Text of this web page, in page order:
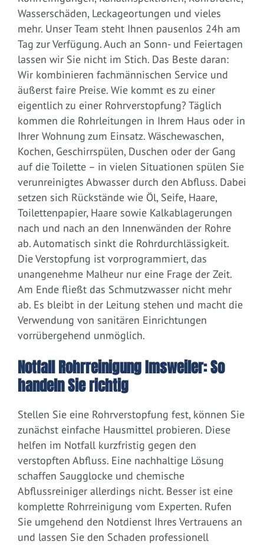
Wasserschäden, Leckageortungen und vieles
mehr. Unser Team steht Ihnen pausenlos 24h am
Tag zur Verfügung. Auch an Sonn- und Feiertagen
lassen wir Sie nicht im Stich. Das Beste daran:
Wir kombinieren fachmännischen Service und
äußerst faire Preise. Wie kommt es zu einer
eigentlich zu einer Rohrverstopfung? Täglich
kommen die Rohrleitungen in Ihrem Haus oder in
Ihrer Wohnung zum Einsatz. Wäschewaschen,
Kochen, Geschirrspülen, Duschen oder der Gang
auf die Toilette – in vielen Situationen spülen Sie
verunreinigtes Abwasser durch den Abfluss. Dabei
setzen sich Rückstände wie Öl, Seife, Haare,
Toilettenpapier, Haare sowie Kalkablagerungen
nach und nach an den Innenwänden der Rohre
ab. Automatisch sinkt die Rohrdurchlässigkeit.
Die Verstopfung ist vorprogrammiert, das
unangenehme Malheur nur eine Frage der Zeit.
Am Ende fließt das Schmutzwasser nicht mehr
ab. Es bleibt in der Leitung stehen und macht die
Verwendung von sanitären Einrichtungen
vorrübergehend unmöglich.
Notfall Rohrreinigung Imsweiler: So
handeln Sie richtig
Stellen Sie eine Rohrverstopfung fest, können Sie
zunächst einfache Hausmittel probieren. Diese
helfen im Notfall kurzfristig gegen den
verstopften Abfluss. Eine nachhaltige Lösung
schaffen Saugglocke und chemische
Abflussreiniger allerdings nicht. Besser ist eine
komplette Rohrreinigung vom Experten. Rufen
Sie umgehend den Notdienst Ihres Vertrauens an
und lassen Sie den Schaden professionell